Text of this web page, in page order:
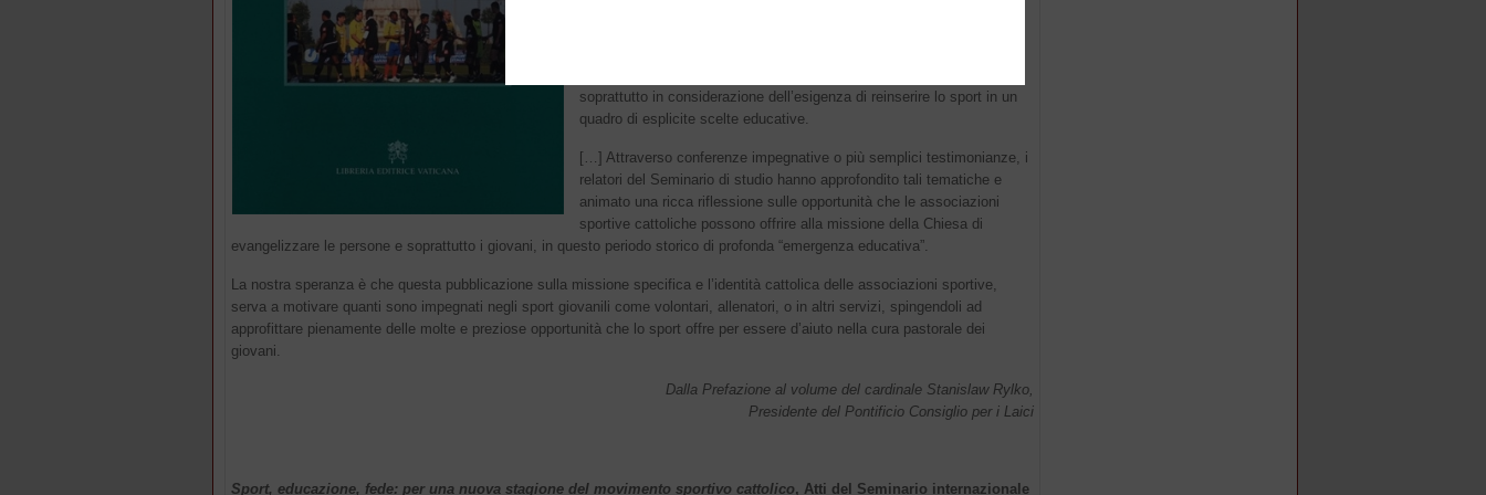
soprattutto in considerazione dell’esigenza di reinserire lo sport in un
quadro di esplicite scelte educative.
[…] Attraverso conferenze impegnative o più semplici testimonianze, i
relatori del Seminario di studio hanno approfondito tali tematiche e
animato una ricca riflessione sulle opportunità che le associazioni
sportive cattoliche possono offrire alla missione della Chiesa di
evangelizzare le persone e soprattutto i giovani, in questo periodo storico di profonda “emergenza educativa”.
La nostra speranza è che questa pubblicazione sulla missione specifica e l’identità cattolica delle associazioni sportive,
serva a motivare quanti sono impegnati negli sport giovanili come volontari, allenatori, o in altri servizi, spingendoli ad
approfittare pienamente delle molte e preziose opportunità che lo sport offre per essere d’aiuto nella cura pastorale dei
giovani.
Dalla Prefazione al volume del cardinale Stanislaw Rylko,
Presidente del Pontificio Consiglio per i Laici
Sport, educazione, fede: per una nuova stagione del movimento sportivo cattolico, Atti del Seminario internazionale